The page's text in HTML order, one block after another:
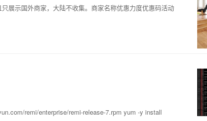
展示国外商家，大陆不收集。商家名称优惠力度优惠码活动
remi/enterprise/remi-release-7.rpm yum -y install